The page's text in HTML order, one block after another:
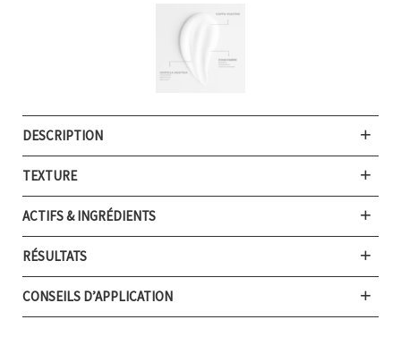
DESCRIPTION
TEXTURE
ACTIFS & INGRÉDIENTS
RÉSULTATS
CONSEILS D’APPLICATION